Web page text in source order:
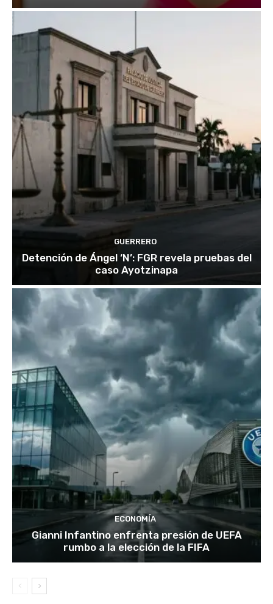
GUERRERO
Detención de Ángel ‘N’: FGR revela pruebas del
caso Ayotzinapa
ECONOMÍA
Gianni Infantino enfrenta presión de UEFA
rumbo a la elección de la FIFA